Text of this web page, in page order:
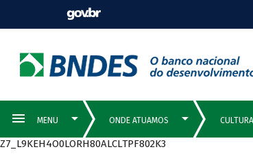
Z7_L9KEH4O0LORH80ALCLTPF802K3